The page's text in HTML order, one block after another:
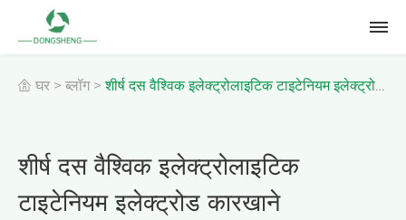
घर > ब्लॉग> शीर्ष दस वैश्विक इलेक्ट्रोलाइटिक टाइटेनियम इलेक्ट्रोड
कारखाने
शीर्ष दस वैश्विक इलेक्ट्रोलाइटिक
टाइटेनियम इलेक्ट्रोड कारखाने